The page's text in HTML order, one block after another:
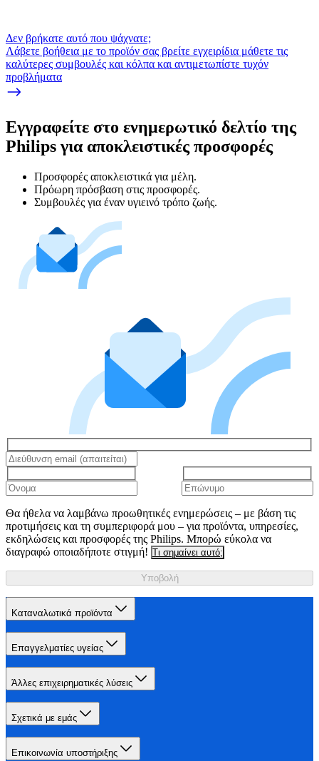
Δεν βρήκατε αυτό που ψάχνατε;
Λάβετε βοήθεια με το προϊόν σας βρείτε εγχειρίδια μάθετε τις
καλύτερες συμβουλές και κόλπα και αντιμετωπίστε τυχόν
προβλήματα
Εγγραφείτε στο ενημερωτικό δελτίο της
Philips για αποκλειστικές προσφορές
Προσφορές αποκλειστικά για μέλη.
Πρόωρη πρόσβαση στις προσφορές.
Συμβουλές για έναν υγιεινό τρόπο ζωής.
Θα ήθελα να λαμβάνω προωθητικές ενημερώσεις – με βάση τις
προτιμήσεις και τη συμπεριφορά μου – για προϊόντα, υπηρεσίες,
εκδηλώσεις και προσφορές της Philips. Μπορώ εύκολα να
διαγραφώ οποιαδήποτε στιγμή! Τι σημαίνει αυτό;
Υποβολή
Καταναλωτικά προϊόντα
Επαγγελματίες υγείας
Άλλες επιχειρηματικές λύσεις
Σχετικά με εμάς
Επικοινωνία υποστήριξης